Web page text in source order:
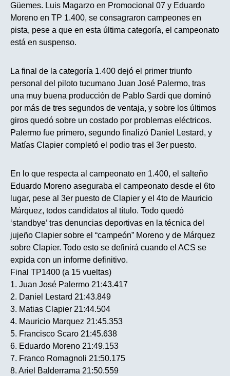
Güemes. Luis Magarzo en Promocional 07 y Eduardo
Moreno en TP 1.400, se consagraron campeones en
pista, pese a que en esta última categoría, el campeonato
está en suspenso.
La final de la categoría 1.400 dejó el primer triunfo
personal del piloto tucumano Juan José Palermo, tras
una muy buena producción de Pablo Sardi que dominó
por más de tres segundos de ventaja, y sobre los últimos
giros quedó sobre un costado por problemas eléctricos.
Palermo fue primero, segundo finalizó Daniel Lestard, y
Matías Clapier completó el podio tras el 3er puesto.
En lo que respecta al campeonato en 1.400, el salteño
Eduardo Moreno aseguraba el campeonato desde el 6to
lugar, pese al 3er puesto de Clapier y el 4to de Mauricio
Márquez, todos candidatos al título. Todo quedó
‘standbye’ tras denuncias deportivas en la técnica del
jujeño Clapier sobre el “campeón” Moreno y de Márquez
sobre Clapier. Todo esto se definirá cuando el ACS se
expida con un informe definitivo.
Final TP1400 (a 15 vueltas)
1. Juan José Palermo 21:43.417
2. Daniel Lestard 21:43.849
3. Matias Clapier 21:44.504
4. Mauricio Marquez 21:45.353
5. Francisco Scaro 21:45.638
6. Eduardo Moreno 21:49.153
7. Franco Romagnoli 21:50.175
8. Ariel Balderrama 21:50.559